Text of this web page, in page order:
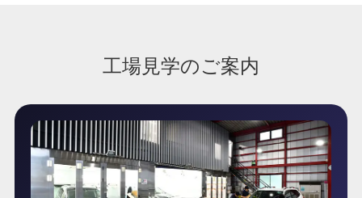
工場見学のご案内